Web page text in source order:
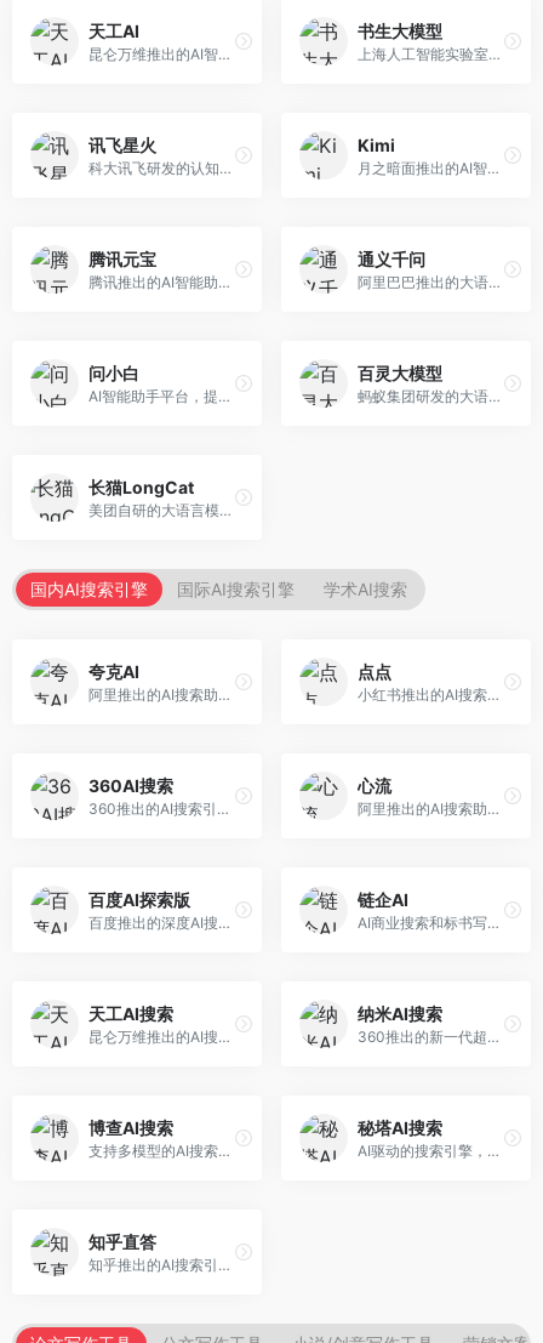
天工AI
昆仑万维推出的AI智能助手，集成搜索、对话、创作等多种能力。面向普通用户和内容创作者，支持联网搜索、文本生成、图像理解等功能，响应速度快，免费使用。
书生大模型
上海人工智能实验室研发的开源大模型系列，支持多尺度和多模态。面向研究机构和开发者，开源生态完善，学术研究背景深厚，适合科研和定制开发。
讯飞星火
科大讯飞研发的认知智能大模型，深度融合语音识别和自然语言处理技术。面向企业用户和教育领域，提供语音交互、文档处理、代码生成等服务，中文语音识别准确率高。
Kimi
月之暗面推出的AI智能助手，核心优势在于超长文本处理能力，支持20万字以上文档分析。面向学术研究者、职场人士和内容创作者，提供文档解读、PPT生成、联网搜索等综合服务。
腾讯元宝
腾讯推出的AI智能助手，整合微信生态和腾讯云服务。面向普通用户和企业客户，支持文档解析、图像理解、联网搜索等功能，与腾讯产品无缝衔接，办公协作便捷。
通义千问
阿里巴巴推出的大语言模型平台，提供对话问答、文档处理、图像理解、代码编写等全方位AI服务。面向企业用户和个人开发者，集成阿里云生态，支持多模态交互，企业级安全保障。
问小白
AI智能助手平台，提供知识问答、文本创作、文档处理等服务。面向普通用户和职场人士，操作简便，响应速度快，支持多场景应用。
百灵大模型
蚂蚁集团研发的大语言模型平台，专注于金融科技和企业服务。面向金融机构和企业客户，提供智能客服、风险分析、文档处理等服务，金融场景理解深入。
长猫LongCat
美团自研的大语言模型对话平台，专注于本地生活服务场景。面向美团生态用户，提供智能推荐、服务问答等功能，本地生活知识覆盖全面。
国内AI搜索引擎 国际AI搜索引擎 学术AI搜索
夸克AI
阿里推出的AI搜索助手，整合搜索与AI功能。面向年轻用户，提供智能搜索、文档处理、学习辅助等服务，与夸克生态深度整合。
点点
小红书推出的AI搜索应用，专注于生活方式内容搜索。面向小红书用户，提供生活攻略、消费决策、内容推荐等服务，生活方式内容丰富。
360AI搜索
360推出的AI搜索引擎，专注于安全智能搜索。面向普通用户，提供智能问答、网页搜索、内容整理等服务，安全防护能力强。
心流
阿里推出的AI搜索助手，专注于智能信息获取。面向普通用户，提供智能搜索、内容整理、知识问答等服务，与阿里生态深度整合。
百度AI探索版
百度推出的深度AI搜索引擎，整合百度知识图谱。面向中文用户，提供智能问答、知识探索、内容生成等服务，知识覆盖面广。
链企AI
AI商业搜索和标书写作工具，专注于企业服务场景。面向企业用户，提供商业信息搜索、标书生成、企业分析等服务，商业信息专业。
天工AI搜索
昆仑万维推出的AI搜索引擎，整合大模型与搜索能力。面向普通用户，提供智能问答、深度搜索、内容整理等服务，中文搜索体验好。
纳米AI搜索
360推出的新一代超级AI搜索，深度整合360搜索资源。面向普通用户，提供智能问答、多模态搜索、内容生成等服务，安全可靠。
博查AI搜索
支持多模型的AI搜索引擎，整合多种大模型能力。面向AI爱好者，提供多模型搜索、答案对比、深度分析等服务，模型选择灵活。
秘塔AI搜索
AI驱动的搜索引擎，专注于无广告直达结果。面向研究者和信息获取需求者，提供深度搜索、来源标注、答案整理等服务，搜索结果干净准确，信息可信度高。
知乎直答
知乎推出的AI搜索引擎，专注于知识问答场景。面向知识获取者，提供知乎内容搜索、智能问答、知识整理等服务，专业知识丰富。